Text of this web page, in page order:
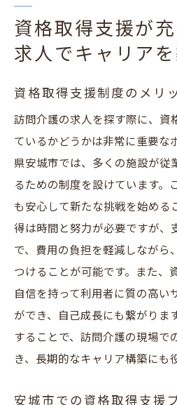
資格取得支援が
求人でキャリアを
資格取得支援制度のメリ
訪問介護の求人を探す際に、資
ているかどうかは非常に重要な
県安城市では、多くの施設が従
るための制度を設けています。
も安心して新たな挑戦を始める
得は時間と努力が必要ですが、
で、費用の負担を軽減しながら
つけることが可能です。また、
自信を持って利用者に質の高い
ができ、自己成長にも繋がりま
することで、訪問介護の現場で
き、長期的なキャリア構築にも
安城市での資格取得支援